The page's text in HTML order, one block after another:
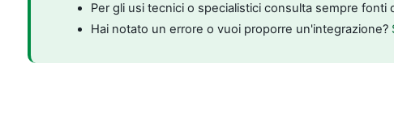
Per gli usi tecnici o specialistici consulta sempre
Hai notato un errore o vuoi proporre un'integrazione?